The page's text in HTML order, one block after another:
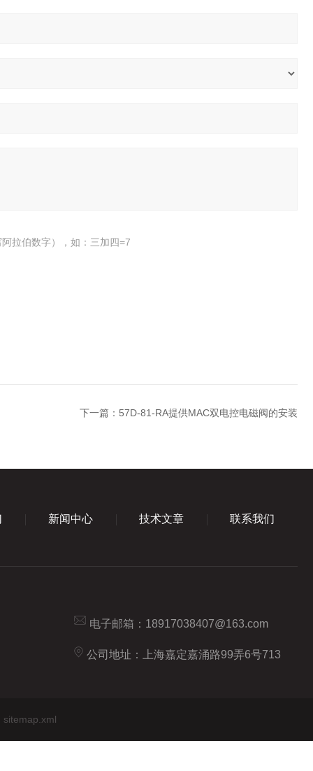
拉伯数字），如：三加四=7
下一篇： 57D-81-RA提供MAC双电控电磁阀的安装
新闻中心 技术文章 联系我们
电子邮箱： 18917038407@163.com
公司地址：上海嘉定嘉涌路99弄6号713
sitemap.xml